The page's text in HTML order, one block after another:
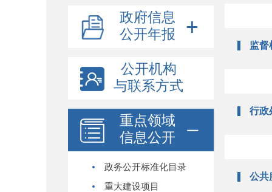
政府信息
公开年报
公开机构
与联系方式
重点领域
信息公开
政务公开标准化目录
重大建设项目
监督
行政
公共